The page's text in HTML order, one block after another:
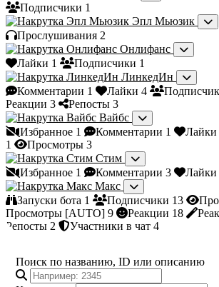
Подписчики 1
Эпл Мьюзик
Прослушивания 2
Онлифанс
Лайки 1 Подписчики 1
ЛинкедИн
Комментарии 1 Лайки 4
Реакции 3 Репосты 3
Вайбс
Избранное 1 Комментарии 1 Лайки
1
Просмотры 3
Стим
Избранное 1 Комментарии 3 Лайки
Макс
Запуски бота 1 Подписчики 13
Просмотры [AUTO] 9 Реакции 18
Репосты 2 Участники в чат 4
Поиск по названию, ID или описанию